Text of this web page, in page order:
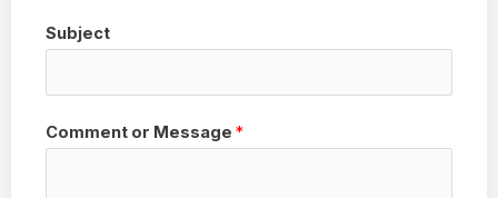
Subject
Comment or Message *